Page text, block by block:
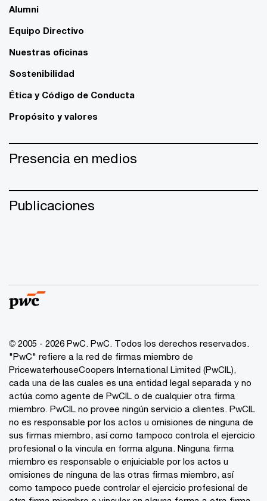
Alumni
Equipo Directivo
Nuestras oficinas
Sostenibilidad
Ética y Código de Conducta
Propósito y valores
Presencia en medios
Publicaciones
© 2005 - 2026 PwC. PwC. Todos los derechos reservados.
"PwC" refiere a la red de firmas miembro de
PricewaterhouseCoopers International Limited (PwCIL),
cada una de las cuales es una entidad legal separada y no
actúa como agente de PwCIL o de cualquier otra firma
miembro. PwCIL no provee ningún servicio a clientes. PwCIL
no es responsable por los actos u omisiones de ninguna de
sus firmas miembro, así como tampoco controla el ejercicio
profesional o la vincula en forma alguna. Ninguna firma
miembro es responsable o enjuiciable por los actos u
omisiones de ninguna de las otras firmas miembro, así
como tampoco puede controlar el ejercicio profesional de